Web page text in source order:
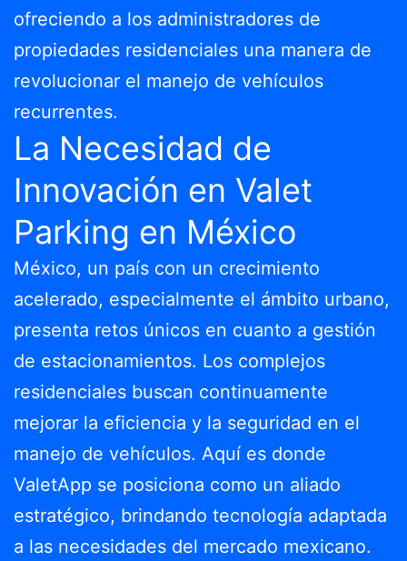
ofreciendo a los administradores de
propiedades residenciales una manera de
revolucionar el manejo de vehículos
recurrentes.
La Necesidad de
Innovación en Valet
Parking en México
México, un país con un crecimiento
acelerado, especialmente el ámbito urbano,
presenta retos únicos en cuanto a gestión
de estacionamientos. Los complejos
residenciales buscan continuamente
mejorar la eficiencia y la seguridad en el
manejo de vehículos. Aquí es donde
ValetApp se posiciona como un aliado
estratégico, brindando tecnología adaptada
a las necesidades del mercado mexicano.